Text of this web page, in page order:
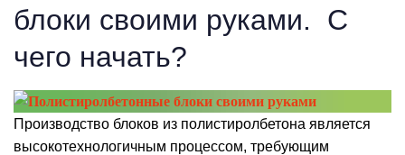
блоки своими руками. С
чего начать?
Производство блоков из полистиролбетона является
высокотехнологичным процессом, требующим